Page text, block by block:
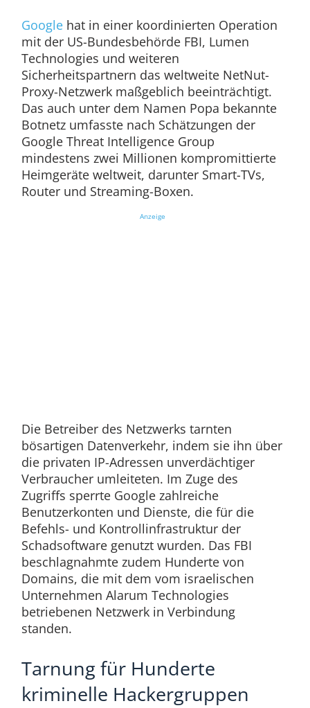
Googlehat in einer koordinierten Operation
mit der US-Bundesbehörde FBI, Lumen
Technologies und weiteren
Sicherheitspartnern das weltweite NetNut-
Proxy-Netzwerk maßgeblich beeinträchtigt.
Das auch unter dem Namen Popa bekannte
Botnetz umfasste nach Schätzungen der
Google Threat Intelligence Group
mindestens zwei Millionen kompromittierte
Heimgeräte weltweit, darunter Smart-TVs,
Router und Streaming-Boxen.
Anzeige
Die Betreiber des Netzwerks tarnten
bösartigen Datenverkehr, indem sie ihn über
die privaten IP-Adressen unverdächtiger
Verbraucher umleiteten. Im Zuge des
Zugriffs sperrte Google zahlreiche
Benutzerkonten und Dienste, die für die
Befehls- und Kontrollinfrastruktur der
Schadsoftware genutzt wurden. Das FBI
beschlagnahmte zudem Hunderte von
Domains, die mit dem vom israelischen
Unternehmen Alarum Technologies
betriebenen Netzwerk in Verbindung
standen.
Tarnung für Hunderte
kriminelle Hackergruppen